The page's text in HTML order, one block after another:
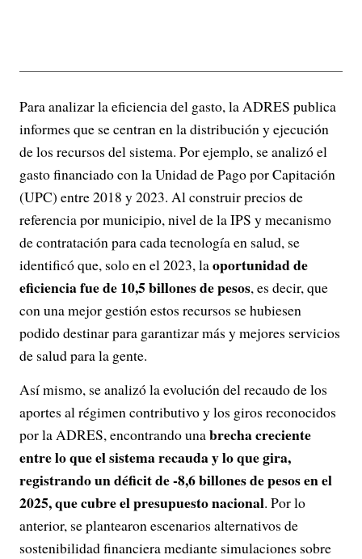
Para analizar la eficiencia del gasto, la ADRES publica
informes que se centran en la distribución y ejecución
de los recursos del sistema. Por ejemplo, se analizó el
gasto financiado con la Unidad de Pago por Capitación
(UPC) entre 2018 y 2023. Al construir precios de
referencia por municipio, nivel de la IPS y mecanismo
de contratación para cada tecnología en salud, se
identificó que, solo en el 2023, laoportunidad de
eficiencia fue de 10,5 billones de pesos, es decir, que
con una mejor gestión estos recursos se hubiesen
podido destinar para garantizar más y mejores servicios
de salud para la gente.
Así mismo, se analizó la evolución del recaudo de los
aportes al régimen contributivo y los giros reconocidos
por la ADRES, encontrando unabrecha creciente
entre lo que el sistema recauda y lo que gira,
registrando un déficit de -8,6 billones de pesos en el
2025, que cubre el presupuesto nacional. Por lo
anterior, se plantearon escenarios alternativos de
sostenibilidad financiera mediante simulaciones sobre